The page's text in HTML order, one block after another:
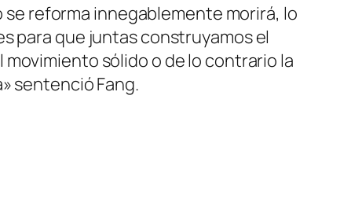
se reforma innegablemente morirá, lo
para que juntas construyamos el
sólido o de lo contrario la
sentenció Fang.